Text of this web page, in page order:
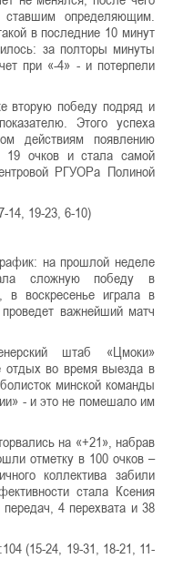
определяющим.
в последние 10 минут
за полторы минуты
при «-4» - и потерпели
вторую победу подряд и
Этого успеха
действиям появлению
19 очков и стала самой
РГУОРа Полиной
19-23, 6-10)
на прошлой неделе
сложную победу в
воскресенье играла в
важнейший матч
штаб «Цмоки»
отдых во время выезда в
минской команды
- и это не помешало им
на «+21», набрав
отметку в 100 очков –
коллектива забили
стала Ксения
4 перехвата и 38
(15-24, 19-31, 18-21, 11-